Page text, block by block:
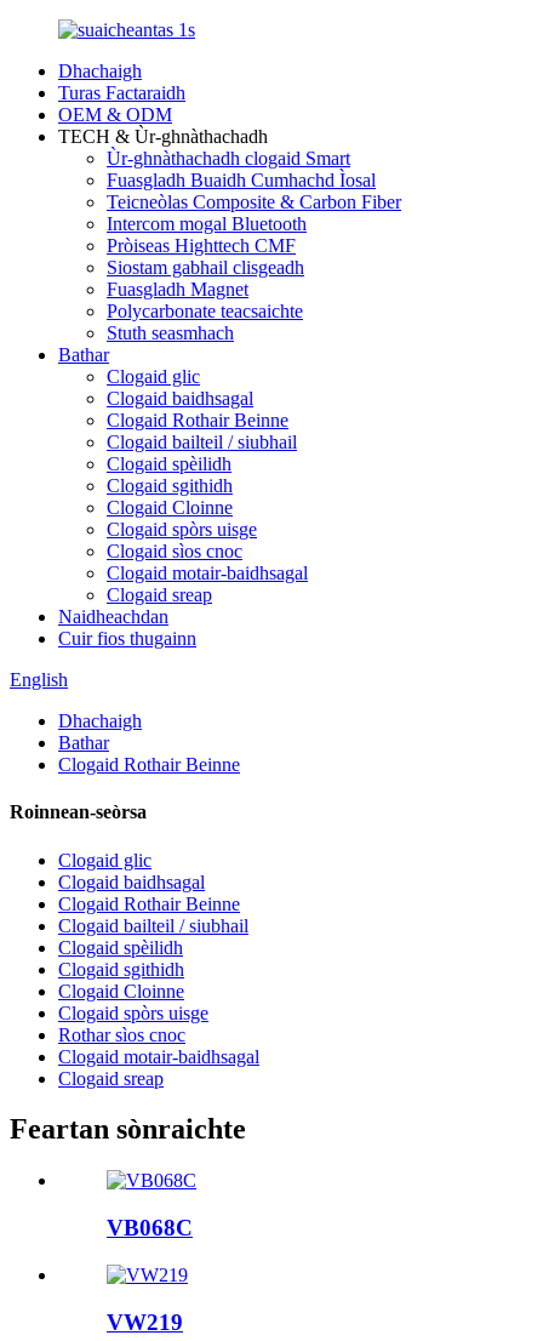
Dhachaigh
Turas Factaraidh
OEM & ODM
TECH & Ùr-ghnàthachadh
Ùr-ghnàthachadh clogaid Smart
Fuasgladh Buaidh Cumhachd Ìosal
Teicneòlas Composite & Carbon Fiber
Intercom mogal Bluetooth
Pròiseas Highttech CMF
Siostam gabhail clisgeadh
Fuasgladh Magnet
Polycarbonate teacsaichte
Stuth seasmhach
Bathar
Clogaid glic
Clogaid baidhsagal
Clogaid Rothair Beinne
Clogaid bailteil / siubhail
Clogaid spèilidh
Clogaid sgithidh
Clogaid Cloinne
Clogaid spòrs uisge
Clogaid sìos cnoc
Clogaid motair-baidhsagal
Clogaid sreap
Naidheachdan
Cuir fios thugainn
English
Dhachaigh
Bathar
Clogaid Rothair Beinne
Roinnean-seòrsa
Clogaid glic
Clogaid baidhsagal
Clogaid Rothair Beinne
Clogaid bailteil / siubhail
Clogaid spèilidh
Clogaid sgithidh
Clogaid Cloinne
Clogaid spòrs uisge
Rothar sìos cnoc
Clogaid motair-baidhsagal
Clogaid sreap
Feartan sònraichte
VB068C
VW219